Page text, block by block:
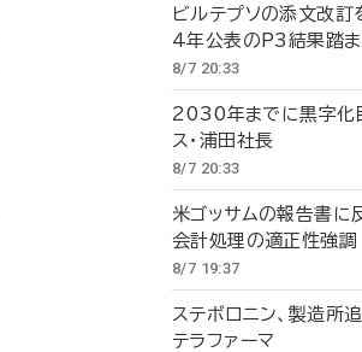
ビルテプソの添文改
4年公表のP3結果踏ま
8/7 20:33
2030年までに黒字
ス・浦田社長
8/7 20:33
米ゴッサムの報告書に
会計処理の適正性強調
8/7 19:37
ステボロニン、製造
テラファーマ